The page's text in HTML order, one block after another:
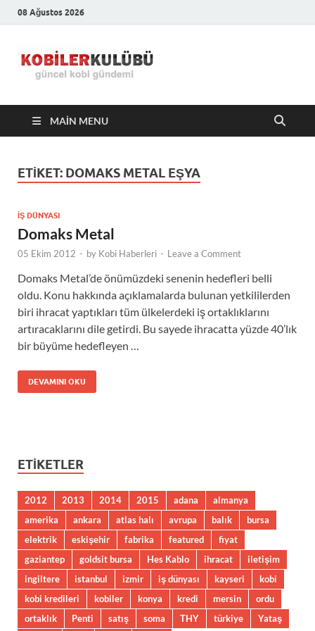
08 Ağustos 2026
Kulübü –
En Güncel
Kobi
MAIN MENU
ETIKET: DOMAKS METAL EŞYA
İŞ DÜNYASI
Domaks Metal
05 Ekim 2012 - by Kobi Haberleri - Leave a Comment
Domaks Metal’de önümüzdeki senenin hedefleri belli
oldu. Konu hakkında açıklamalarda bulunan yetkililerden
biri ihracat yaptıkları tüm ülkelerdeki iş ortaklıklarını
artıracaklarını dile getirdi. Bu sayede ihracatta yüzde 40’lık
bir büyüme hedefleyen …
DEVAMINI OKU
ETIKETLER
2012 2013 2014 2015 adana
almanya
amerika
ankara atlas halı avrupa balık
bursa
elektrik
eskişehir fabrika featured
fiyat
gaziantep
goldsit bursa Hes Kablo ihracat
iletişim
ingiltere
istanbul izmir iş dünyası kayseri
kobi
kobi kredileri
kobiler konya kredi mersin
ordu
ortaklık
Penti satış soma THY türkiye Yataş